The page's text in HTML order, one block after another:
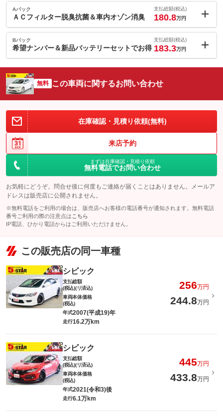
Aパック
ＡＣフィルター脱臭抗菌＆車内オゾン消臭
支払総額(税込)
180.8万円
内：オプシ
ョン価格
(税込)
車両本体価
格
備考 －
このパックの見積もり依頼（無料）
Bパック
希望ナンバー＆新品バッテリーセットでお得
支払総額(税込)
183.3万円
(税込)
車両本体価
パック内容
これからの季節に換えておきたい！新品バッテリー交換＆お好き
な数字・思い出の数字をお客様の愛車にも！希望ナンバーセット
備考 －
このパックの見積もり依頼（無料）
無料 この車両に関するお問い合わせ
在庫確認・見積り依頼(無料)
来店予約
まずは在庫確認・見積り依頼
無料電話でお問い合わせ
お気軽にどうぞ。問合せ後に何度もご連絡が届くことはありません。メールア
ドレスは販売店に公開されません。
※無料電話をご利用の場合は、販売店へお客様の電話番号が通知されます。無料電話
番号ご利用の際の注意点は こちら
IP電話、ひかり電話からはご利用いただけません。
この販売店の同一車種
シビック
支払総額
(税込)(リ済込)
256万円
車両本体価格
(税込)
244.8万円
年式2007(平成19)年
走行16.2万km
シビック
支払総額
(税込)(リ済込)
445万円
車両本体価格
(税込)
433.8万円
年式2021(令和3)後
走行6.1万km